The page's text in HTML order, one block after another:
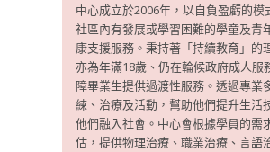
中心成立於2006年，以自負盈虧的模
社區內有發展或學習困難的學童及青
康支援服務。秉持著「持續教育」的
亦為年滿18歲、仍在輪候政府成人服
障畢業生提供過渡性服務。透過專業
練、治療及活動，幫助他們提升生活
他們融入社會。中心會根據學員的需
估，提供物理治療、職業治療、言語